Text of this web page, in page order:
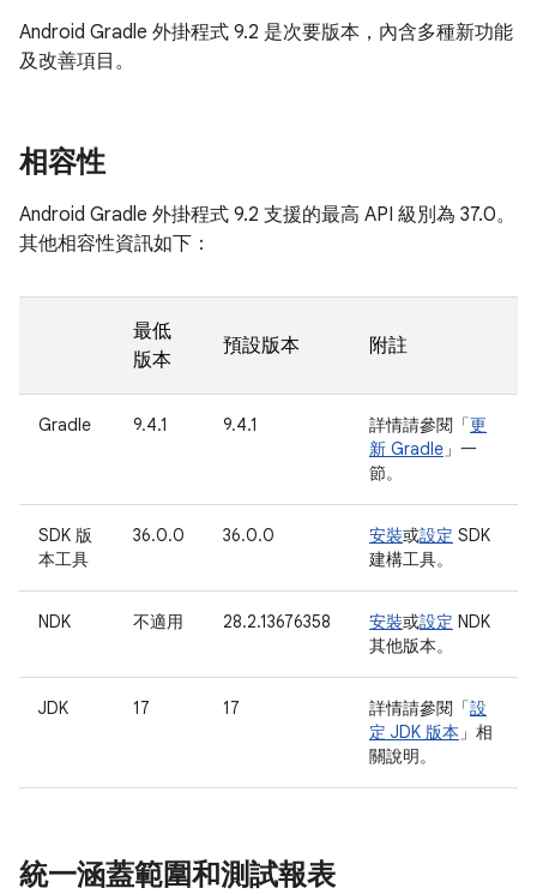
Android Gradle 外掛程式 9.2 是次要版本，內含多種新功能
及改善項目。
相容性
Android Gradle 外掛程式 9.2 支援的最高 API 級別為 37.0。
其他相容性資訊如下：
最低
版本
預設版本 附註
Gradle 9.4.1 9.4.1 詳情請參閱「更
新 Gradle 」一
節。
SDK 版
本工具
36.0.0 36.0.0 安裝或設定 SDK
建構工具。
NDK 不適用 28.2.13676358 安裝或設定 NDK
其他版本。
JDK 17 17 詳情請參閱「設
定 JDK 版本 」相
關說明。
統一涵蓋範圍和測試報表